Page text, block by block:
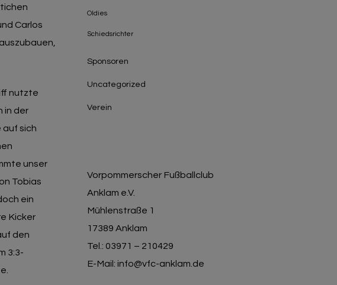
Carlos
nutzte
in der
auf sich
unser
Tobias
ein
Kicker
den
3:3-
Oldies
Schiedsrichter
Sponsoren
Uncategorized
Verein
Vorpommerscher Fußballclub
Anklam e.V.
Mühlenstraße 1
17389 Anklam
Tel.: 03971 – 210429
E-Mail: info@vfc-anklam.de